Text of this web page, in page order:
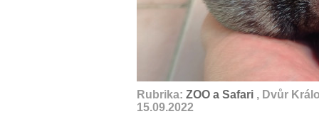
Rubrika: ZOO a Safari , Dvůr
15.09.2022